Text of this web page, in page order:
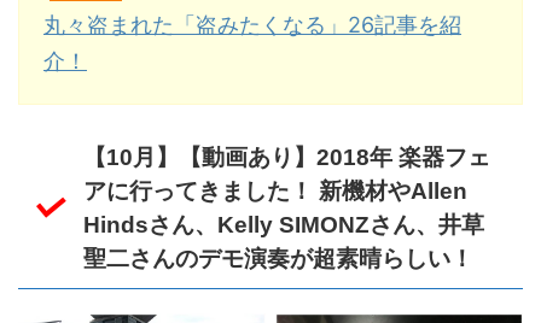
丸々盗まれた「盗みたくなる」26記事を紹
介！
【10月】【動画あり】2018年 楽器フェ
アに行ってきました！ 新機材やAllen
Hindsさん、Kelly SIMONZさん、井草
聖二さんのデモ演奏が超素晴らしい！